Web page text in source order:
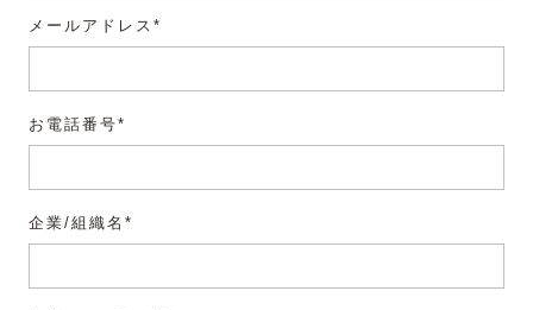
メールアドレス*
お電話番号*
企業/組織名*